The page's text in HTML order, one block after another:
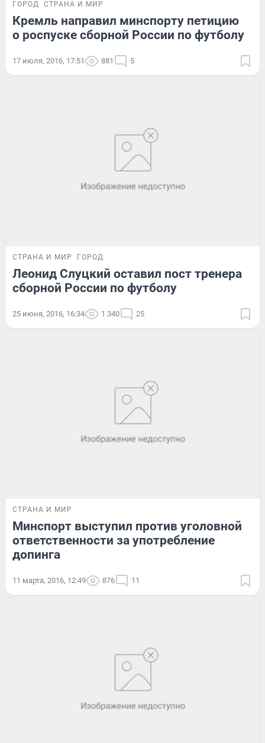
ГОРОД СТРАНА И МИР
Кремль направил минспорту петицию
о роспуске сборной России по футболу
17 июля, 2016, 17:51 881 5
СТРАНА И МИР ГОРОД
Леонид Слуцкий оставил пост тренера
сборной России по футболу
25 июня, 2016, 16:34 1 340 25
СТРАНА И МИР
Минспорт выступил против уголовной
ответственности за употребление
допинга
11 марта, 2016, 12:49 876 11